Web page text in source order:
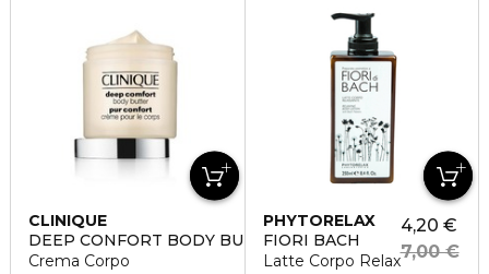
CLINIQUE
DEEP CONFORT BODY BUTTER
Crema Corpo
PHYTORELAX
FIORI BACH
Latte Corpo Relax
4,20 €
7,00 €